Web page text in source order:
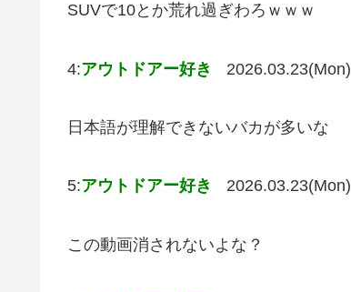
SUVで10とか荒れ過ぎわろｗｗｗ
4:アウトドアー好き 2026.03.23(Mon)
日本語が理解できないバカが多いな
5:アウトドアー好き 2026.03.23(Mon)
この動画消されないよな？